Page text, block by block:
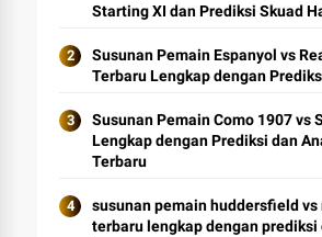
Starting XI dan Prediksi Skuad
Susunan Pemain Espanyol vs
Terbaru Lengkap dengan
Susunan Pemain Como 1907 vs
Lengkap dengan Prediksi dan
Terbaru
susunan pemain huddersfield vs
terbaru lengkap dengan